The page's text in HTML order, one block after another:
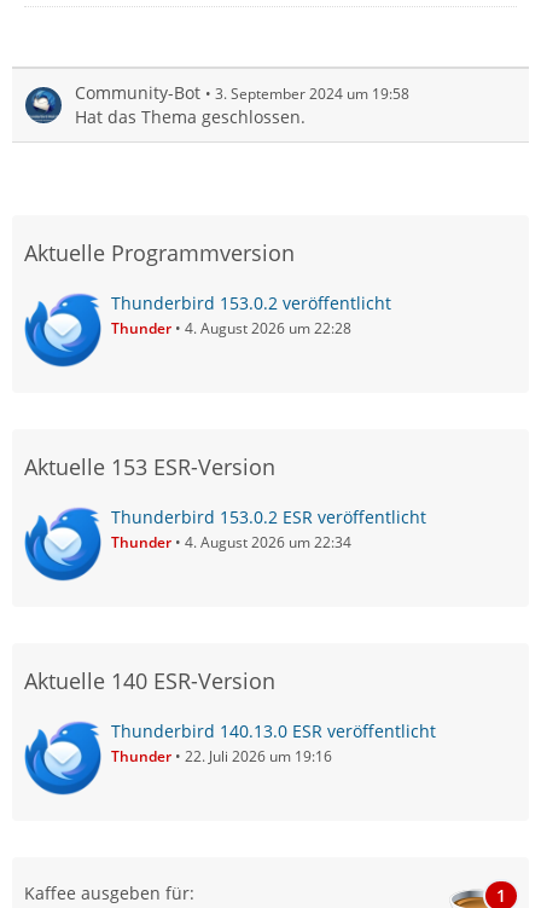
Community-Bot 3. September 2024 um 19:58
Hat das Thema geschlossen.
Aktuelle Programmversion
Thunderbird 153.0.2 veröffentlicht
Thunder 4. August 2026 um 22:28
Aktuelle 153 ESR-Version
Thunderbird 153.0.2 ESR veröffentlicht
Thunder 4. August 2026 um 22:34
Aktuelle 140 ESR-Version
Thunderbird 140.13.0 ESR veröffentlicht
Thunder 22. Juli 2026 um 19:16
Kaffee ausgeben für: 1